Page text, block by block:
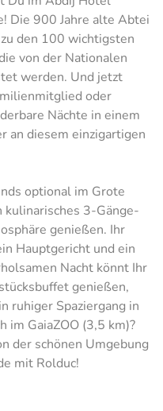
Die 900 Jahre alte Abtei
den 100 wichtigsten
von der Nationalen
werden. Und jetzt
oder
Nächte in einem
an diesem einzigartigen
optional im Grote
kulinarisches 3-Gänge-
genießen. Ihr
Hauptgericht und ein
Nacht könnt Ihr
genießen,
ruhiger Spaziergang in
im GaiaZOO (3,5 km)?
der schönen Umgebung
mit Rolduc!